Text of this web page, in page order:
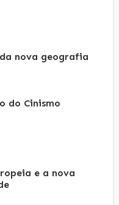
nova geografia
do Cinismo
e a nova